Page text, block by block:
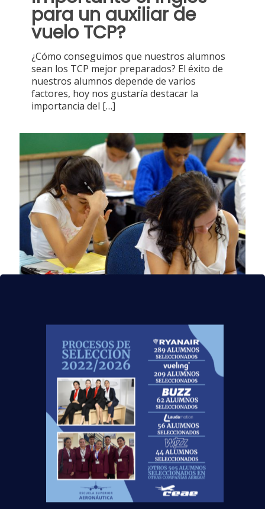
para un auxiliar de
vuelo TCP?
¿Cómo conseguimos que nuestros alumnos
sean los TCP mejor preparados? El éxito de
nuestros alumnos depende de varios
factores, hoy nos gustaría destacar la
importancia del […]
Noticias sobre
Formación: La reválida
de la ESO será
voluntaria y la de
Bachillerato sólo
examinará de 2º curso
La reválida de 4º de la ESO será voluntaria y la
de Bachillerato sólo examinará de las
asignaturas de 2º, en vez de las de 1º[…]